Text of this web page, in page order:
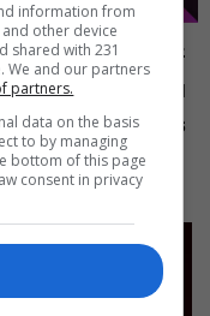
علناً
م٥ - الحلقة ٨ | الموسم ٥15:30 | 2026-08-06
information from
other device
shared with 231
We and our partners
partners.
data on the basis
to by managing
bottom of this page
consent in privacy